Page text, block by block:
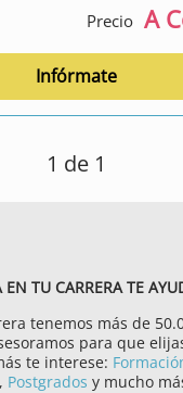
Precio A
Infórmate
1 de 1
EN TU CARRERA TE
tenemos más de
para que
te interese:
, Postgrados y mucho